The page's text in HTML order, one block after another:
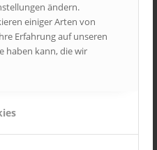
ändern.
einiger Arten von
Erfahrung auf unseren
haben kann, die wir
2026
Schulen und